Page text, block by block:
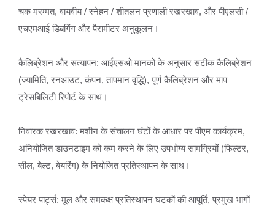
चक मरम्मत, वायवीय / स्नेहन / शीतलन प्रणाली रखरखाव, और पीएलसी /
एचएमआई डिबगिंग और पैरामीटर अनुकूलन।
कैलिब्रेशन और सत्यापन: आईएसओ मानकों के अनुसार सटीक कैलिब्रेशन
(ज्यामिति, रनआउट, कंपन, तापमान वृद्धि), पूर्ण कैलिब्रेशन और माप
ट्रेसबिलिटी रिपोर्ट के साथ।
निवारक रखरखाव: मशीन के संचालन घंटों के आधार पर पीएम कार्यक्रम,
अनियोजित डाउनटाइम को कम करने के लिए उपभोग्य सामग्रियों (फिल्टर,
सील, बेल्ट, बेयरिंग) के नियोजित प्रतिस्थापन के साथ।
स्पेयर पार्ट्स: मूल और समकक्ष प्रतिस्थापन घटकों की आपूर्ति, प्रमुख भागों